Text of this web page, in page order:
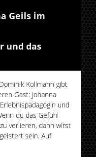
Geils im
und das
Kollmann gibt
Gast: Johanna
und
du das Gefühl
verlieren, dann wirst
sein. Auf